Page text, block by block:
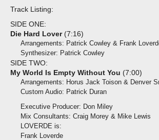
Track Listing:
SIDE ONE:
Die Hard Lover(7:16)
Arrangements: Patrick Cowley & Frank
Synthesizer: Patrick Cowley
SIDE TWO:
My World Is Empty Without You (7:00)
Arrangements: Horus Jack Toison & Denver
Custom Audio: Patrick Duran
Executive Producer: Don Miley
Mix Consultants: Craig Morey & Mike Lewis
LOVERDE is:
Frank Loverde